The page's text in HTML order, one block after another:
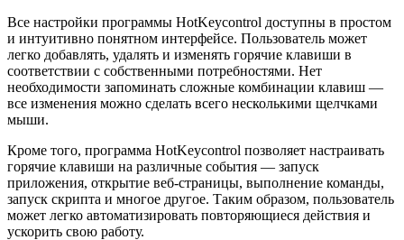
Все настройки программы HotKeycontrol доступны в простом
и интуитивно понятном интерфейсе. Пользователь может
легко добавлять, удалять и изменять горячие клавиши в
соответствии с собственными потребностями. Нет
необходимости запоминать сложные комбинации клавиш —
все изменения можно сделать всего несколькими щелчками
мыши.
Кроме того, программа HotKeycontrol позволяет настраивать
горячие клавиши на различные события — запуск
приложения, открытие веб-страницы, выполнение команды,
запуск скрипта и многое другое. Таким образом, пользователь
может легко автоматизировать повторяющиеся действия и
ускорить свою работу.